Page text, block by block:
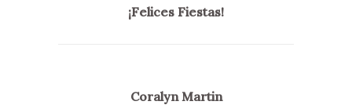
¡Felices Fiestas!
Coralyn Martin